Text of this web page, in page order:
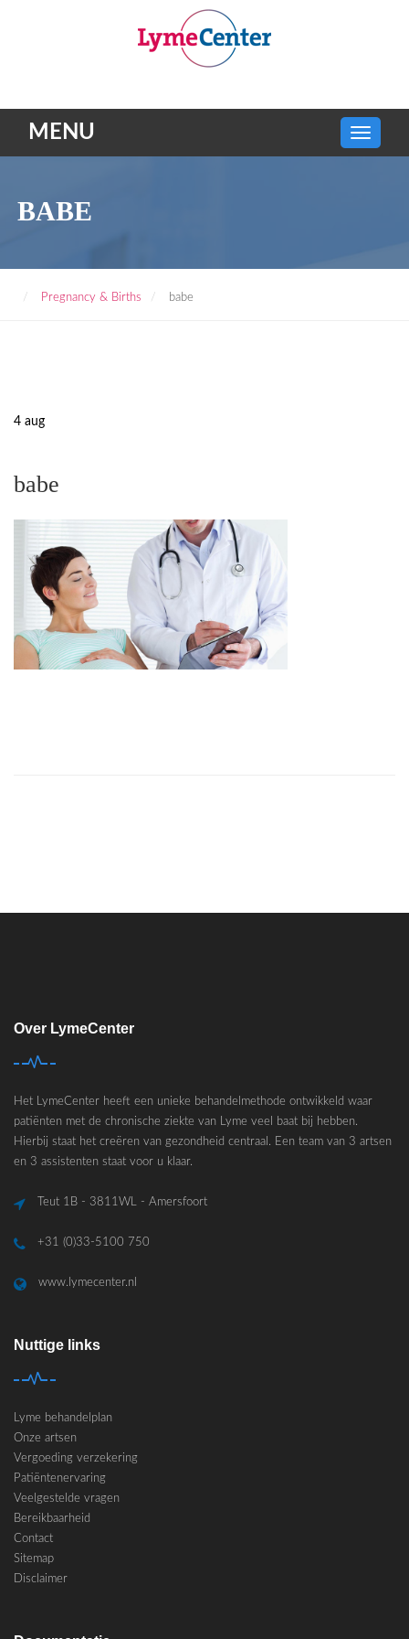
MENU
BABE
Pregnancy & Births babe
4 aug
babe
Over LymeCenter
Het LymeCenter heeft een unieke behandelmethode ontwikkeld waar
patiënten met de chronische ziekte van Lyme veel baat bij hebben.
Hierbij staat het creëren van gezondheid centraal. Een team van 3 artsen
en 3 assistenten staat voor u klaar.
Teut 1B - 3811WL - Amersfoort
+31 (0)33-5100 750
www.lymecenter.nl
Nuttige links
Lyme behandelplan
Onze artsen
Vergoeding verzekering
Patiëntenervaring
Veelgestelde vragen
Bereikbaarheid
Contact
Sitemap
Disclaimer